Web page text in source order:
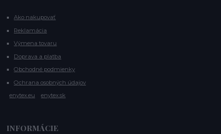
Ako nakupovať
Reklamácia
Výmena tovaru
Doprava a platba
Obchodné podmienky
Ochrana osobných údajov
enytex.eu
enytex.sk
INFORMÁCIE